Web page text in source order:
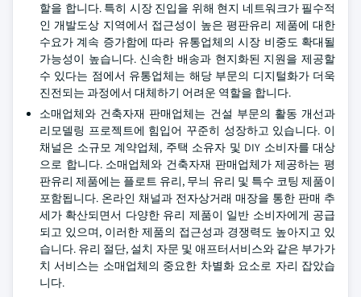
할을 합니다. 특히 시장 진입을 위해 현지 네트워크가 필수적
인 개발도상 지역에서 접근성이 높은 평판유리 제품에 대한
수요가 계속 증가함에 따라 유통업체의 시장 비중도 확대될
가능성이 높습니다. 신속한 배송과 현지화된 지원을 제공할
수 있다는 점에서 유통업체는 해당 부문의 디지털화가 더욱
진전되는 과정에서 대체하기 어려운 역할을 합니다.
소매업체와 건축자재 판매업체는 건설 부문의 활동 개선과
리모델링 프로젝트에 힘입어 꾸준히 성장하고 있습니다. 이
채널은 소규모 계약업체, 주택 소유자 및 DIY 소비자를 대상
으로 합니다. 소매업체와 건축자재 판매업체가 제공하는 평
판유리 제품에는 플로트 유리, 무늬 유리 및 특수 코팅 제품이
포함됩니다. 온라인 채널과 전자상거래 매장을 통한 판매 추
세가 확산되면서 다양한 유리 제품이 일반 소비자에게 공급
되고 있으며, 이러한 제품의 접근성과 경쟁력도 높아지고 있
습니다. 유리 절단, 설치 자문 및 애프터서비스와 같은 부가가
치 서비스는 소매업체의 중요한 차별화 요소로 자리 잡았습
니다.